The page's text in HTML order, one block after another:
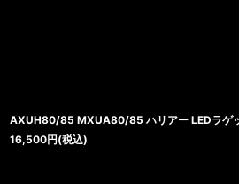
AXUH80/85 MXUA80/85 ハリアー LEDラゲ
16,500円(税込)